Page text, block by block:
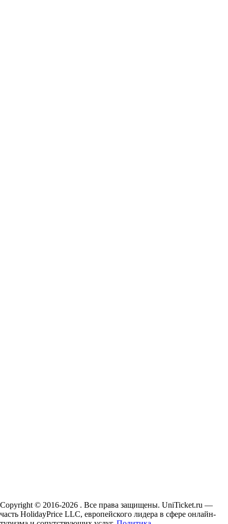
Copyright © 2016-2026 . Все права защищены. UniTicket.ru —
часть HolidayPrice LLC, европейского лидера в сфере онлайн-